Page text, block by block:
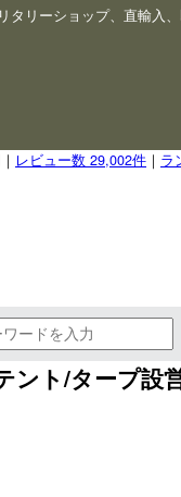
タリーショップ、直輸入
レビュー数 29,002件 ｜ ラ
ント/タープ設